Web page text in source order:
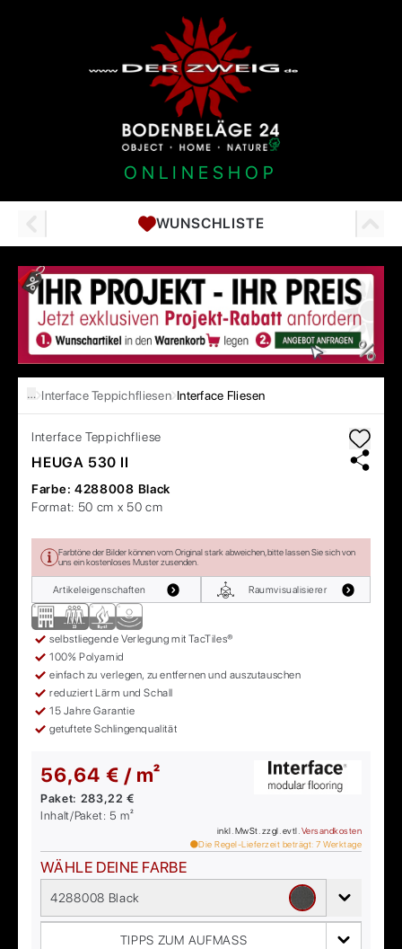
ONLINESHOP
WUNSCHLISTE
… Interface Teppichfliesen Interface Fliesen
Interface Teppichfliese
HEUGA 530 II
Farbe: 4288008 Black
Format: 50 cm x 50 cm
Farbtöne der Bilder können vom Original stark abweichen, bitte lassen Sie sich von
uns ein kostenloses Muster zusenden.
Artikeleigenschaften Raumvisualisierer
selbstliegende Verlegung mit TacTiles®
100% Polyamid
einfach zu verlegen, zu entfernen und auszutauschen
reduziert Lärm und Schall
15 Jahre Garantie
getuftete Schlingenqualität
56,64 € / m²
Paket: 283,22 €
Inhalt/Paket: 5 m²
inkl. MwSt. zzgl. evtl. Versandkosten
Die Regel-Lieferzeit beträgt: 7 Werktage
WÄHLE DEINE FARBE
4288008 Black
TIPPS ZUM AUFMASS